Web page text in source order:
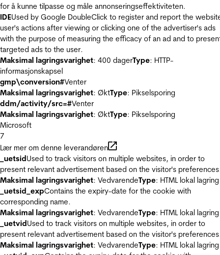
for å kunne tilpasse og måle annonseringseffektiviteten.
IDEUsed by Google DoubleClick to register and report the
user's actions after viewing or clicking one of the advertiser's ads
with the purpose of measuring the efficacy of an ad and to
targeted ads to the user.
Maksimal lagringsvarighet: 400 dagerType: HTTP-
informasjonskapsel
gmp\conversion#Venter
Maksimal lagringsvarighet: ØktType: Pikselsporing
ddm/activity/src=#Venter
Maksimal lagringsvarighet: ØktType: Pikselsporing
Microsoft
7
Lær mer om denne leverandøren
_uetsidUsed to track visitors on multiple websites, in order to
present relevant advertisement based on the visitor's
Maksimal lagringsvarighet: VedvarendeType: HTML lokal lagring
_uetsid_expContains the expiry-date for the cookie with
corresponding name.
Maksimal lagringsvarighet: VedvarendeType: HTML lokal lagring
_uetvidUsed to track visitors on multiple websites, in order to
present relevant advertisement based on the visitor's
Maksimal lagringsvarighet: VedvarendeType: HTML lokal lagring